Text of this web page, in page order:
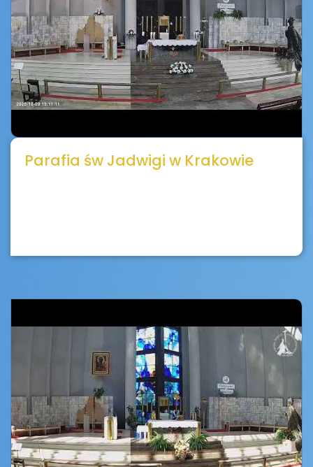
Parafia św Jadwigi w Krakowie